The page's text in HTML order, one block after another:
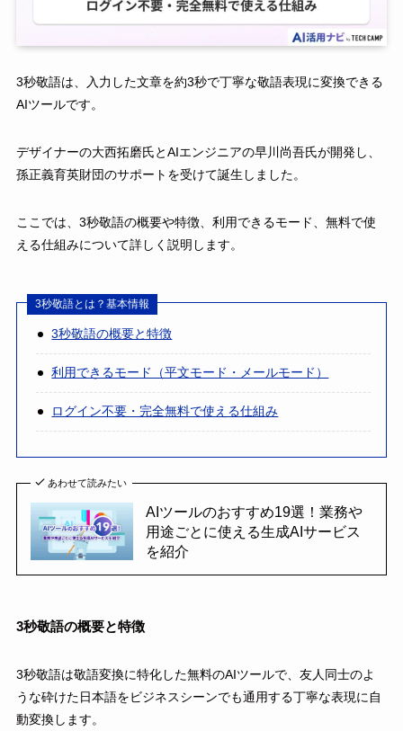
3秒敬語は、入力した文章を約3秒で丁寧な敬語表現に変換できる
AIツールです。
デザイナーの大西拓磨氏とAIエンジニアの早川尚吾氏が開発し、
孫正義育英財団のサポートを受けて誕生しました。
ここでは、3秒敬語の概要や特徴、利用できるモード、無料で使
える仕組みについて詳しく説明します。
3秒敬語とは？基本情報
3秒敬語の概要と特徴
利用できるモード（平文モード・メールモード）
ログイン不要・完全無料で使える仕組み
あわせて読みたい
AIツールのおすすめ19選！業務や
用途ごとに使える生成AIサービス
を紹介
3秒敬語の概要と特徴
3秒敬語は敬語変換に特化した無料のAIツールで、友人同士のよ
うな砕けた日本語をビジネスシーンでも通用する丁寧な表現に自
動変換します。